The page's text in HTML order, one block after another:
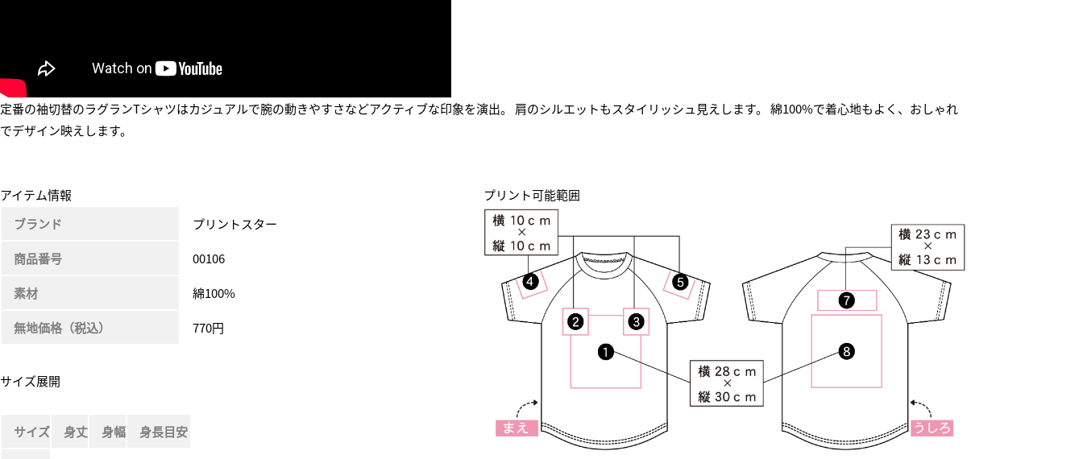
定番の袖切替のラグランTシャツはカジュアルで腕の動きやすさなどアクティブな印象を演出。 肩のシルエットもスタイリッシュ見えします。 綿100%で着心地もよく、おしゃれ
でデザイン映えします。
アイテム情報
ブランド
プリントスター
商品番号 00106
素材 綿100%
無地価格（税込） 770円
サイズ展開
サイズ 身丈 身幅 身長目安
プリント可能範囲